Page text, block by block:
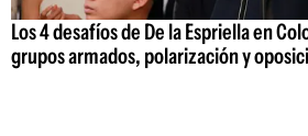
Los 4 desafíos de De la Espriella en
grupos armados, polarización y